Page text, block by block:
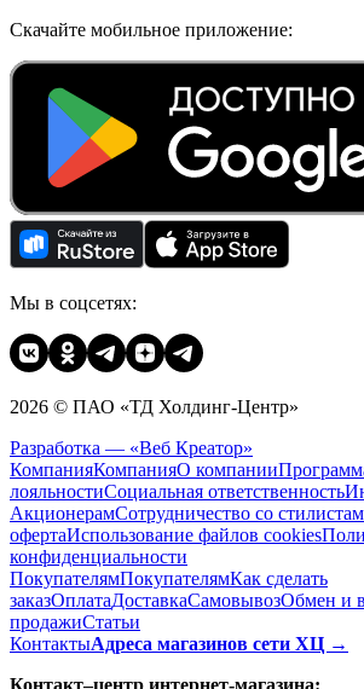
Скачайте мобильное приложение:
Мы в соцсетях:
2026 © ПАО «ТД Холдинг-Центр»
Разработка — «Веб Креатор»
КомпанияКомпанияО компании
лояльностиСоциальная ответственность
АкционерамСотрудничество со
офертаИспользование файлов cookies
конфиденциальности
ПокупателямПокупателямКак сделать
заказОплатаДоставкаCамовывозОбмен и
продажиСтатьи
КонтактыАдреса магазинов сети ХЦ →
Контакт–центр интернет-магазина: